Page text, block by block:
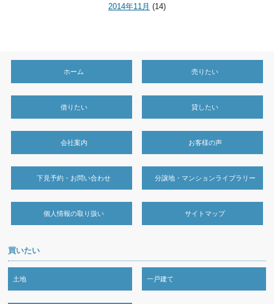
2014年11月 (14)
ホーム 売りたい
借りたい 貸したい
会社案内 お客様の声
下見予約・お問い合わせ 分譲地・マンションライブラリー
個人情報の取り扱い サイトマップ
買いたい
土地 一戸建て